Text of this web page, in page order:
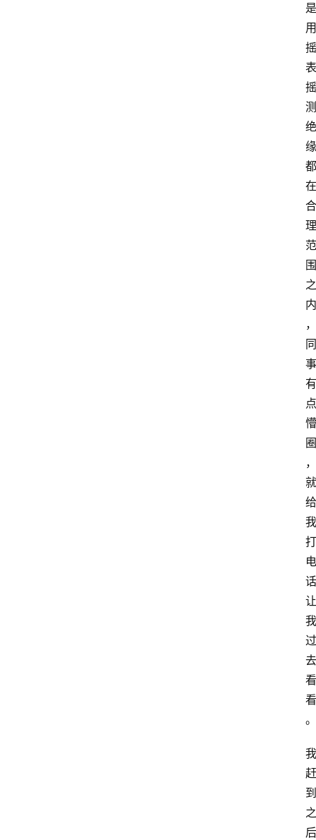
是
用
摇
表
摇
测
绝
缘
都
在
合
理
范
围
之
内
，
同
事
有
点
懵
圈
，
就
给
我
打
电
话
让
我
过
去
看
看
。
我
赶
到
之
后